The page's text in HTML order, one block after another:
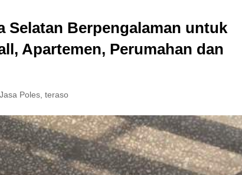
Selatan Berpengalaman untuk
Apartemen, Perumahan dan
Jasa Poles ,teraso